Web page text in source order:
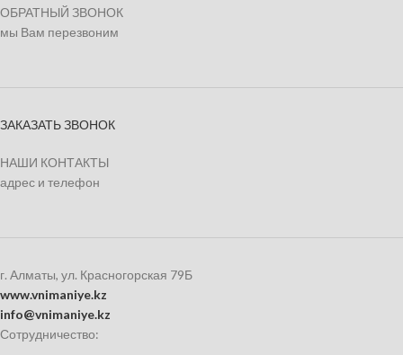
ОБРАТНЫЙ ЗВОНОК
мы Вам перезвоним
ЗАКАЗАТЬ ЗВОНОК
НАШИ КОНТАКТЫ
адрес и телефон
г. Алматы, ул. Красногорская 79Б
www.vnimaniye.kz
info@vnimaniye.kz
Сотрудничество: